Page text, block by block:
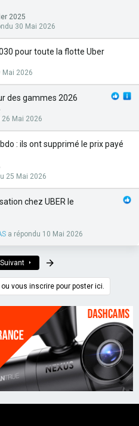
2025
30 Mai 2026
pour toute la flotte Uber
Mai 2026
des gammes 2026
26 Mai 2026
: ils ont supprimé le prix payé
25 Mai 2026
chez UBER le
10 Mai 2026
Suivant
vous inscrire pour poster ici.